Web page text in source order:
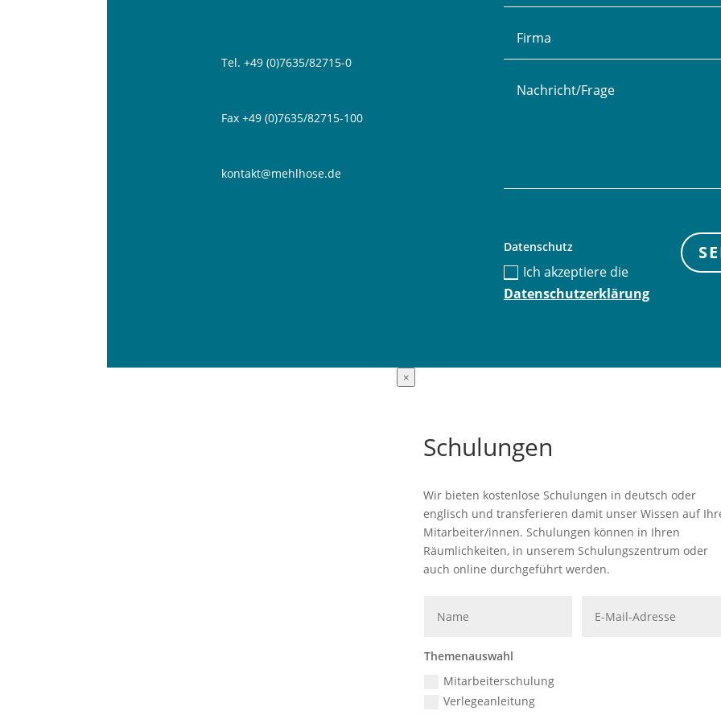
Tel. +49 (0)7635/82715-0
Fax +49 (0)7635/82715-100
kontakt@mehlhose.de
Datenschutz
Ich akzeptiere die
Datenschutzerklärung
×
Schulungen
Wir bieten kostenlose Schulungen in deutsch oder
englisch und transferieren damit unser Wissen auf
Mitarbeiter/innen. Schulungen können in Ihren
Räumlichkeiten, in unserem Schulungszentrum oder
auch online durchgeführt werden.
Themenauswahl
Mitarbeiterschulung
Verlegeanleitung